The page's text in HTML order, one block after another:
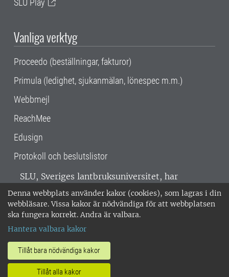
Denna webbplats använder kakor (cookies), som lagras i din
webbläsare. Vissa kakor är nödvändiga för att webbplatsen
ska fungera korrekt. Andra är valbara.
Hantera valbara kakor
Tillåt bara nödvändiga kakor
Tillåt alla kakor
SLU Play
Vanliga verktyg
Proceedo (beställningar, fakturor)
Primula (ledighet, sjukanmälan, lönespec m.m.)
Webbmejl
ReachMee
Edusign
Protokoll och beslutslistor
SLU, Sveriges lantbruksuniversitet, har
verksamhet över hela Sverige. Huvudorter är
Alnarp, Uppsala och Umeå.SLU är
miljöcertifierat enligt ISO 14001. •
018-67 10 00 • Org nr: 202100-2817 •
Om SLU:s webbplatser
•Hantera kakor•Behandling av
personuppgifter